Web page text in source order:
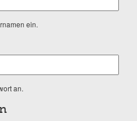
ein.
an.